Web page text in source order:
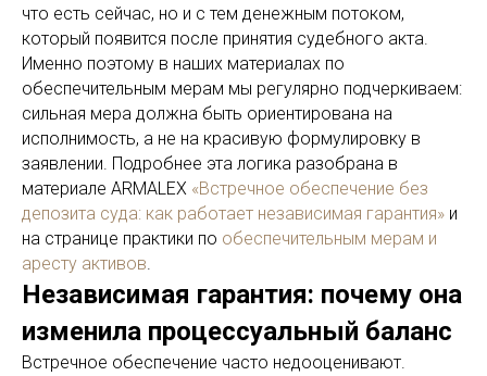
что есть сейчас, но и с тем денежным потоком,
который появится после принятия судебного акта.
Именно поэтому в наших материалах по
обеспечительным мерам мы регулярно подчеркиваем:
сильная мера должна быть ориентирована на
исполнимость, а не на красивую формулировку в
заявлении. Подробнее эта логика разобрана в
материале ARMALEX «Встречное обеспечение без
депозита суда: как работает независимая гарантия» и
на странице практики по обеспечительным мерам и
аресту активов.
Независимая гарантия: почему она
изменила процессуальный баланс
Встречное обеспечение часто недооценивают.